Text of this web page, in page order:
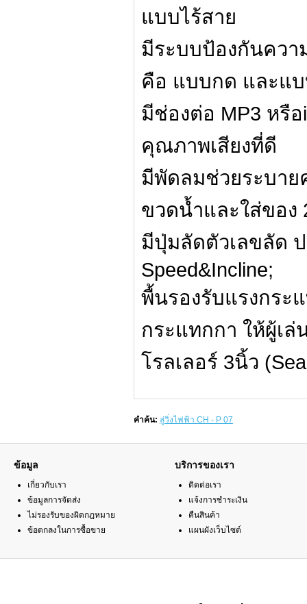
แบบไร้สาย
มีระบบป้องกันควา
คือ แบบกด และแ
มีช่องต่อ MP3 หรื
คุณภาพเสียงที่ดี
มีพัดลมช่วยระบา
ขวดน้ำและใส่ของ
มีปุ่มลัดตัวเลขลัด
Speed&Incline;
พื้นรองรับแรงกระ
กระแทกกา ให้ผู้เ
โรลเลอร์ 3นิ้ว
คำค้น: ลู่วิ่งไฟฟ้า CH - P 07
ข้อมูล
เกี่ยวกับเรา
ข้อมูลการจัดส่ง
ไม่รองรับของผิดกฎหมาย
ข้อตกลงในการซื้อขาย
บริการของเรา
ติดต่อเรา
แจ้งการชำระเงิน
คืนสินค้า
แผนผังเว็บไซต์